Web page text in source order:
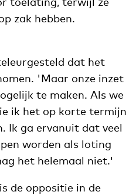
zak hebben.
dat het
'Maar onze inzet
te maken. Als we
ik het op korte termijn
Ik ga ervanuit dat veel
worden als loting
het helemaal niet.'
de oppositie in de